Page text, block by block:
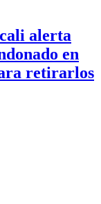
alerta
en
retirarlos